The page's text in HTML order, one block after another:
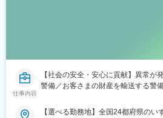
仕事内容
【社会の安全・安心に貢献】異常が
警備／お客さまの財産を輸送する警
【選べる勤務地】全国24都府県のい